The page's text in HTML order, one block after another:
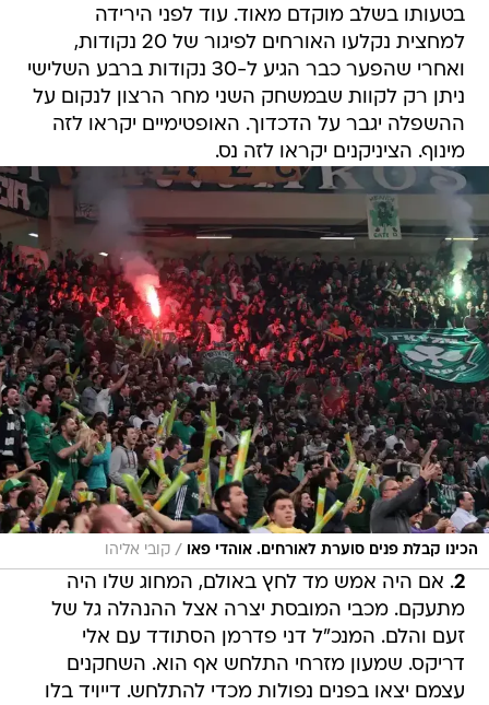
בטעותו בשלב מוקדם מאוד. עוד לפני הירידה
למחצית נקלעו האורחים לפיגור של 20 נקודות,
ואחרי שהפער כבר הגיע ל-30 נקודות ברבע השלישי
ניתן רק לקוות שבמשחק השני מחר הרצון לנקום על
ההשפלה יגבר על הדכדוך. האופטימיים יקראו לזה
מינוף. הציניקנים יקראו לזה נס.
הכינו קבלת פנים סוערת לאורחים. אוהדי פאו / קובי אליהו
2. אם היה אמש מד לחץ באולם, המחוג שלו היה
מתעקם. מכבי המובסת יצרה אצל ההנהלה גל של
זעם והלם. המנכ"ל דני פדרמן הסתודד עם אלי
דריקס. שמעון מזרחי התלחש אף הוא. השחקנים
עצמם יצאו בפנים נפולות מכדי להתלחש. דייויד בלו